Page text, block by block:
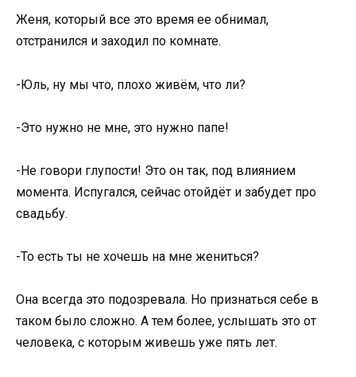
Женя, который все это время ее обнимал,
отстранился и заходил по комнате.
-Юль, ну мы что, плохо живём, что ли?
-Это нужно не мне, это нужно папе!
-Не говори глупости! Это он так, под влиянием
момента. Испугался, сейчас отойдёт и забудет про
свадьбу.
-То есть ты не хочешь на мне жениться?
Она всегда это подозревала. Но признаться себе в
таком было сложно. А тем более, услышать это от
человека, с которым живешь уже пять лет.